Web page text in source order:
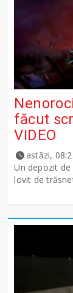
făcut
VIDEO
astăzi,
Un depozit
lovit de